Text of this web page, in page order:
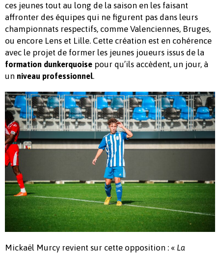
ces jeunes tout au long de la saison en les faisant
affronter des équipes qui ne figurent pas dans leurs
championnats respectifs, comme Valenciennes, Bruges,
ou encore Lens et Lille. Cette création est en cohérence
avec le projet de former les jeunes joueurs issus de la
formation dunkerquoise pour qu’ils accèdent, un jour, à
un niveau professionnel.
Mickaël Murcy revient sur cette opposition : « La